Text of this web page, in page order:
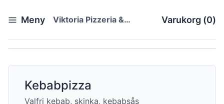
Meny
Viktoria Pizzeria &
Varukorg (0)
Kebabpizza
Valfri kebab, skinka, kebabsås